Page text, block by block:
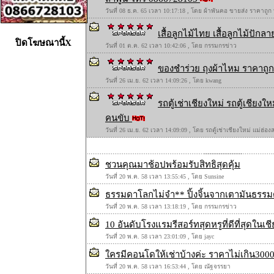
วันที่ 08 ธ.ค. 65 เวลา 10:17:18 , โดย ผ้าพันคอ ขายส่ง ราคาถู
เสื้อลูกไม้ไทย เสื้อลูกไม้ปักล
วันที่ 01 ต.ค. 62 เวลา 10:42:06 , โดย กรรมกรข่าว
ของชำร่วย ถุงผ้าไหม ราคาถู
วันที่ 26 เม.ย. 62 เวลา 14:09:26 , โดย kwang
รถตู้เช่าเชียงใหม่ รถตู้เชียง
คนขับ
วันที่ 26 เม.ย. 62 เวลา 14:09:09 , โดย รถตู้เช่าเชียงใหม่ แม่ฮ่อ
ชวนคุณมาช้อปพร้อมรับสิทธิสุดคุ้ม
วันที่ 20 พ.ค. 58 เวลา 13:55:45 , โดย Sunsine
ธรรมดาโลกไม่จำ** ปิ้งจิ้นจากเตามันธรรม
วันที่ 20 พ.ค. 58 เวลา 13:18:19 , โดย กรรมกรข่าว
10 อันดับโรงแรมรีสอร์ทสุดหรูที่ดีที่สุดในเชี
วันที่ 20 พ.ค. 58 เวลา 23:01:09 , โดย jayc
ใครมีคอนโดให้เช่าบ้างค่ะ ราคาไม่เกิน
วันที่ 20 พ.ค. 58 เวลา 16:53:44 , โดย ณัฐจรรยา
ปิดโฆษณานี้X